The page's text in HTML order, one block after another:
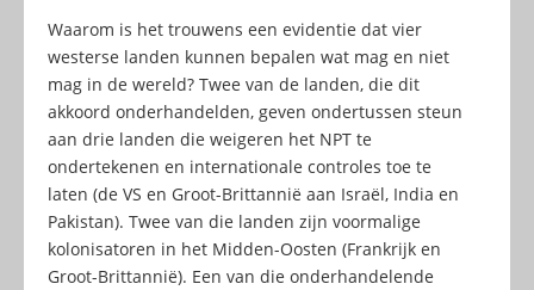
Waarom is het trouwens een evidentie dat vier
westerse landen kunnen bepalen wat mag en niet
mag in de wereld? Twee van de landen, die dit
akkoord onderhandelden, geven ondertussen steun
aan drie landen die weigeren het NPT te
ondertekenen en internationale controles toe te
laten (de VS en Groot-Brittannië aan Israël, India en
Pakistan). Twee van die landen zijn voormalige
kolonisatoren in het Midden-Oosten (Frankrijk en
Groot-Brittannië). Een van die onderhandelende